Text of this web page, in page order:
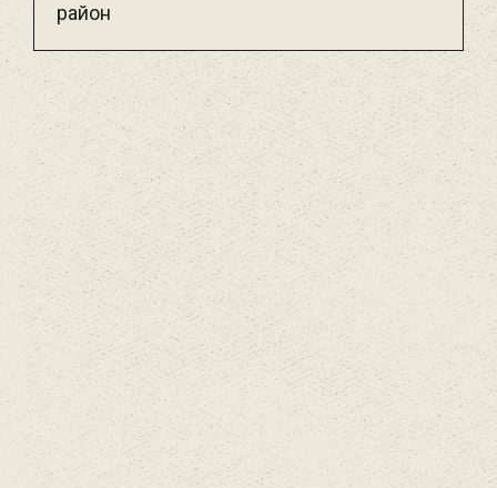
район